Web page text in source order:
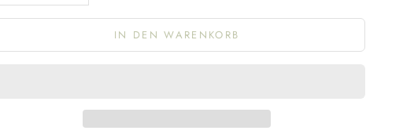
IN DEN WARENKORB